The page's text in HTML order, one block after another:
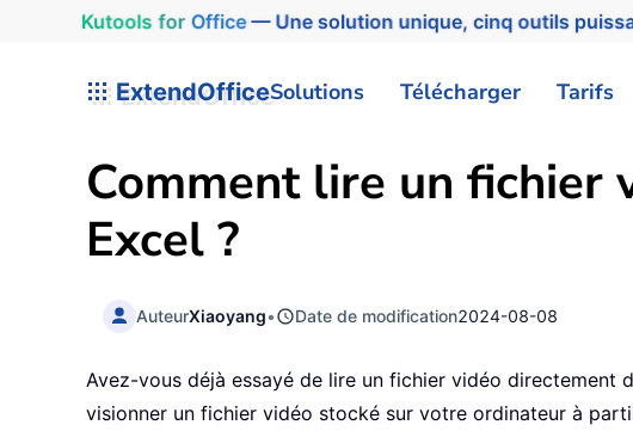
Kutools for Office— Une solution unique, cinq outils
ExtendOfficeSolutions Télécharger Tarifs
Comment lire un fichier
Excel ?
AuteurXiaoyang• Date de modification2024-08-08
Avez-vous déjà essayé de lire un fichier vidéo directement
visionner un fichier vidéo stocké sur votre ordinateur à